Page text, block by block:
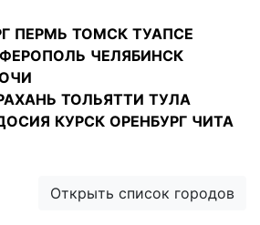
ПЕРМЬ ТОМСК ТУАПСЕ
ЧЕЛЯБИНСК
ТОЛЬЯТТИ ТУЛА
КУРСК ОРЕНБУРГ ЧИТА
Открыть список городов